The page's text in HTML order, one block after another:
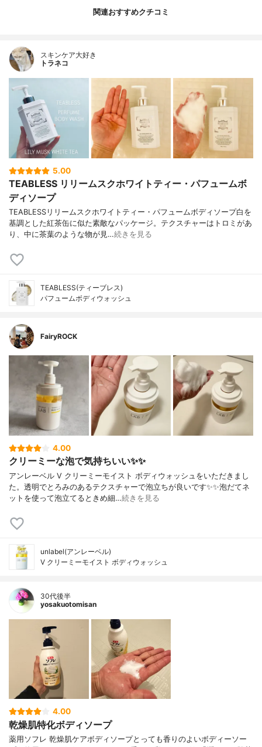
関連おすすめクチコミ
スキンケア大好き
トラネコ
5.00
TEABLESS リリームスクホワイトティー・パフュームボ
ディソープ
TEABLESSリリームスクホワイトティー・パフュームボディソープ白を
基調とした紅茶缶に似た素敵なパッケージ。テクスチャーはトロミがあ
り、中に茶葉のような物が見…続きを見る
TEABLESS(ティーブレス)
パフュームボディウォッシュ
FairyROCK
4.00
クリーミーな泡で気持ちいい✨✨
アンレーベル V クリーミーモイスト ボディウォッシュをいただきまし
た。透明でとろみのあるテクスチャーで泡立ちが良いです✨✨泡だてネ
ットを使って泡立てるときめ細…続きを見る
unlabel(アンレーベル)
V クリーミーモイスト ボディウォッシュ
30代後半
yosakuotomisan
4.00
乾燥肌特化ボディソープ
薬用ソフレ 乾燥肌ケアボディソープとっても香りのよいボディーソー